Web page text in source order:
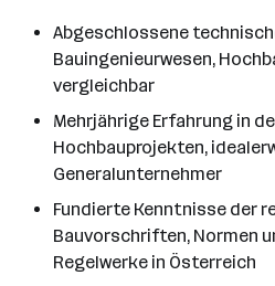
Abgeschlossene
Bauingenieurwesen,
vergleichbar
Mehrjährige Erfahrung in
Hochbauprojekten,
Generalunternehmer
Fundierte Kenntnisse der
Bauvorschriften, Normen
Regelwerke in Österreich